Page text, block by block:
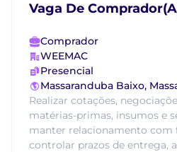
Vaga De
Comprador
WEEMAC
Presencial
Massaranduba Baixo,
Realizar cotações,
matérias-primas, insumos e
manter relacionamento com
controlar prazos de entrega,